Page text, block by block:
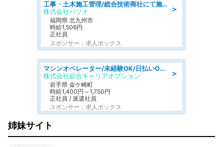
＞
工事・土木施工管理/総合技術商社にて施工管理のお仕事/即日勤務可/車通勤可/工事・土木施工管理/生産・品質管理
株式会社パソナ
福岡県 北九州市
時給1,506円
正社員
スポンサー：求人ボックス
＞
マシンオペレーター/未経験OK/日払いOK/寮完備/交替制/20・30・40代活躍中
株式会社綜合キャリアオプション
岩手県 金ケ崎町
時給1,400円～1,750円
正社員 / 派遣社員
スポンサー：求人ボックス
姉妹サイト